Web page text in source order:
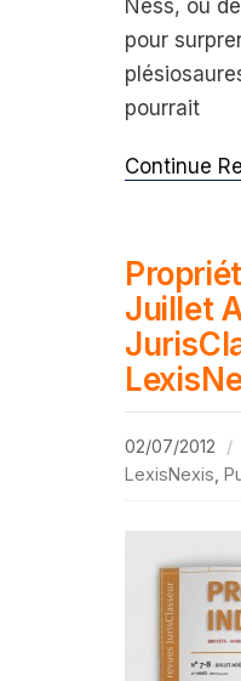
Ness, ou
pour
pourrait
Continue
Juillet
02/07/2012
LexisNexis